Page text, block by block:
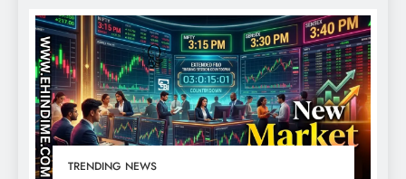
TRENDING NEWS